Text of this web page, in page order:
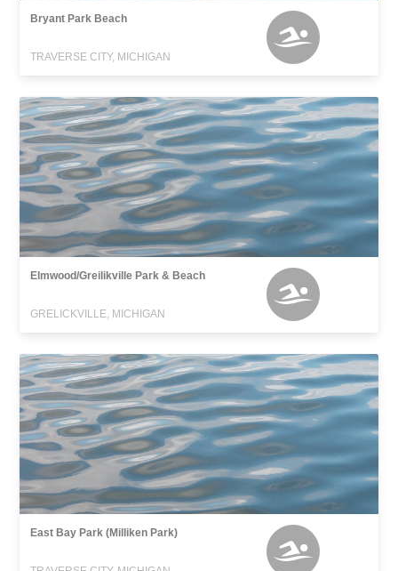
Bryant Park Beach
TRAVERSE CITY, MICHIGAN
Elmwood/Greilikville Park & Beach
GRELICKVILLE, MICHIGAN
East Bay Park (Milliken Park)